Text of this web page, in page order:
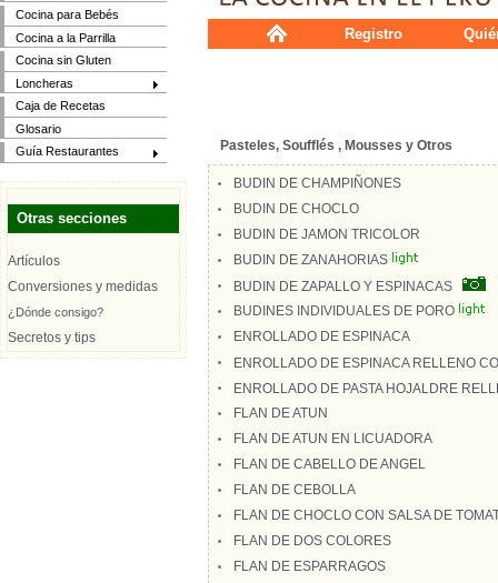
Cocina para Bebés
Cocina a la Parrilla
Cocina sin Gluten
Loncheras
Caja de Recetas
Glosario
Guía Restaurantes
Otras secciones
Artículos
Conversiones y medidas
¿Dónde consigo?
Secretos y tips
Registro
Pasteles, Soufflés , Mousses y Otros
BUDIN DE CHAMPIÑONES
BUDIN DE CHOCLO
BUDIN DE JAMON TRICOLOR
BUDIN DE ZANAHORIAS
BUDIN DE ZAPALLO Y ESPINACAS
BUDINES INDIVIDUALES DE PORO
ENROLLADO DE ESPINACA
ENROLLADO DE ESPINACA RELLENO
ENROLLADO DE PASTA HOJALDRE
FLAN DE ATUN
FLAN DE ATUN EN LICUADORA
FLAN DE CABELLO DE ANGEL
FLAN DE CEBOLLA
FLAN DE CHOCLO CON SALSA DE
FLAN DE DOS COLORES
FLAN DE ESPARRAGOS